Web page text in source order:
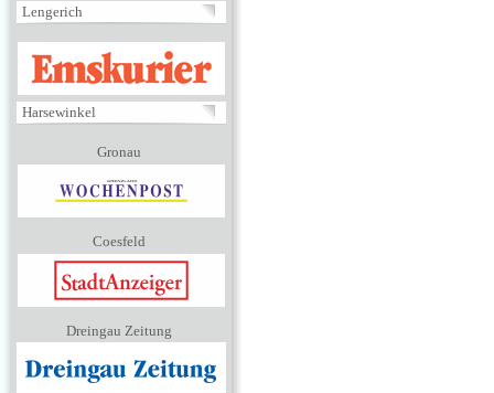
Lengerich
EMSKURIER
Harsewinkel
Gronau
Coesfeld
Dreingau Zeitung